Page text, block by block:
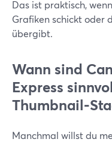
Das ist praktisch,
Grafiken schickt oder
übergibt.
Wann sind
Express
Thumbnail-
Manchmal willst du